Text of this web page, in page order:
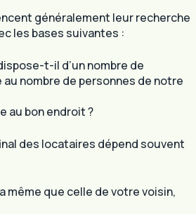
généralement leur recherche
les bases suivantes :
t-il d’un nombre de
nombre de personnes de notre
au bon endroit ?
des locataires dépend souvent
même que celle de votre voisin,